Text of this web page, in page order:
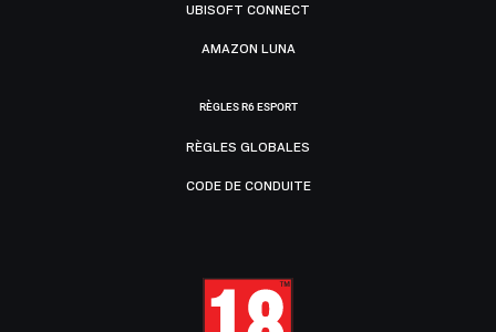
UBISOFT CONNECT
AMAZON LUNA
RÈGLES R6 ESPORT
RÈGLES GLOBALES
CODE DE CONDUITE